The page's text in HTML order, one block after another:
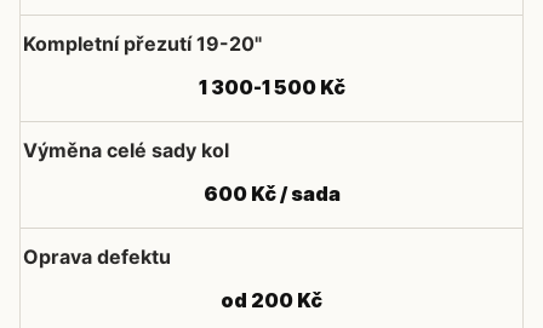
Kompletní přezutí 19-20"
1 300-1 500 Kč
Výměna celé sady kol
600 Kč / sada
Oprava defektu
od 200 Kč